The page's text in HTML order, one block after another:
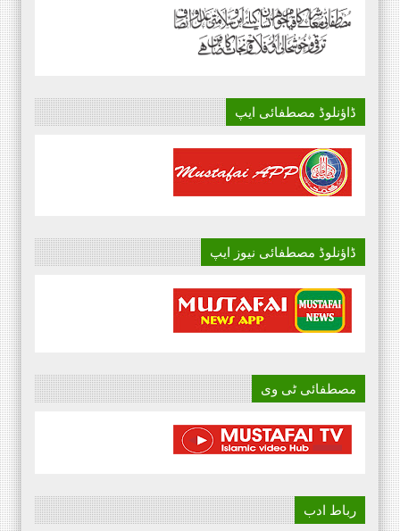
ڈاؤنلوڈ مصطفائی ایپ
ڈاؤنلوڈ مصطفائی نیوز ایپ
مصطفائی ٹی وی
رباط ادب